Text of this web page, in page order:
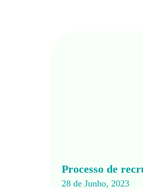
Processo de
28 de Junho, 2023